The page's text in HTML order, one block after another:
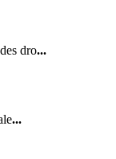
dro...
...